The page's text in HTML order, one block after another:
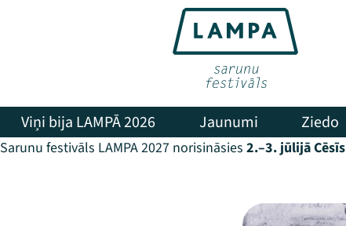
Viņi bija LAMPĀ 2026 Jaunumi Ziedo
Sarunu festivāls LAMPA 2027 norisināsies 2.–3. jūlijā Cēsīs